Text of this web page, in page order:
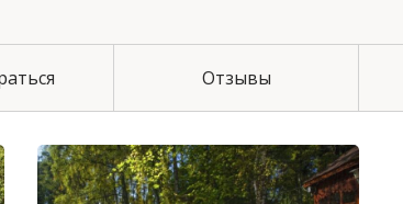
Отзывы